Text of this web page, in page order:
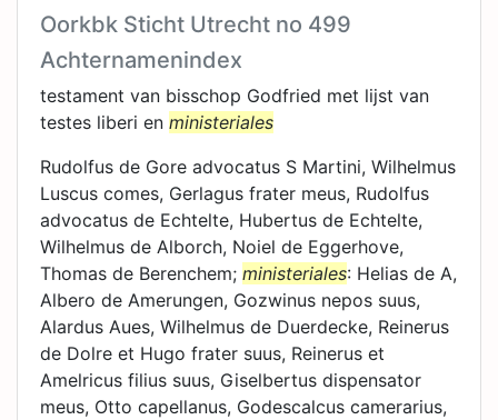
Oorkbk Sticht Utrecht no 499
Achternamenindex
testament van bisschop Godfried met lijst van
testes liberi en ministeriales
Rudolfus de Gore advocatus S Martini, Wilhelmus
Luscus comes, Gerlagus frater meus, Rudolfus
advocatus de Echtelte, Hubertus de Echtelte,
Wilhelmus de Alborch, Noiel de Eggerhove,
Thomas de Berenchem; ministeriales: Helias de A,
Albero de Amerungen, Gozwinus nepos suus,
Alardus Aues, Wilhelmus de Duerdecke, Reinerus
de Dolre et Hugo frater suus, Reinerus et
Amelricus filius suus, Giselbertus dispensator
meus, Otto capellanus, Godescalcus camerarius,